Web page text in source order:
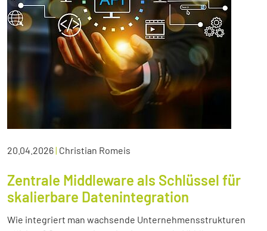
20.04.2026| Christian Romeis
Zentrale Middleware als Schlüssel für
skalierbare Datenintegration
Wie integriert man wachsende Unternehmensstrukturen